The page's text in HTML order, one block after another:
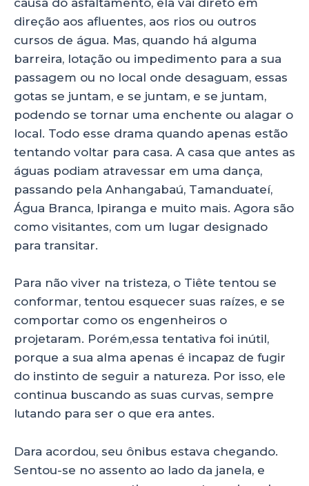
causa do asfaltamento, ela vai direto em
direção aos afluentes, aos rios ou outros
cursos de água. Mas, quando há alguma
barreira, lotação ou impedimento para a sua
passagem ou no local onde desaguam, essas
gotas se juntam, e se juntam, e se juntam,
podendo se tornar uma enchente ou alagar o
local. Todo esse drama quando apenas estão
tentando voltar para casa. A casa que antes as
águas podiam atravessar em uma dança,
passando pela Anhangabaú, Tamanduateí,
Água Branca, Ipiranga e muito mais. Agora são
como visitantes, com um lugar designado
para transitar.
Para não viver na tristeza, o Tiête tentou se
conformar, tentou esquecer suas raízes, e se
comportar como os engenheiros o
projetaram. Porém,essa tentativa foi inútil,
porque a sua alma apenas é incapaz de fugir
do instinto de seguir a natureza. Por isso, ele
continua buscando as suas curvas, sempre
lutando para ser o que era antes.
Dara acordou, seu ônibus estava chegando.
Sentou-se no assento ao lado da janela, e